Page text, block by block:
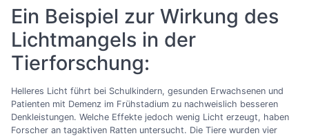
Ein Beispiel zur Wirkung des
Lichtmangels in der
Tierforschung:
Helleres Licht führt bei Schulkindern, gesunden Erwachsenen und
Patienten mit Demenz im Frühstadium zu nachweislich besseren
Denkleistungen. Welche Effekte jedoch wenig Licht erzeugt, haben
Forscher an tagaktiven Ratten untersucht. Die Tiere wurden vier